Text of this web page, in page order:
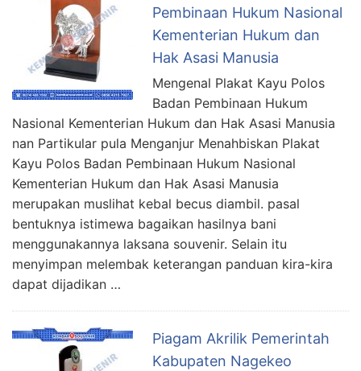
Pembinaan Hukum Nasional
Kementerian Hukum dan
Hak Asasi Manusia
Mengenal Plakat Kayu Polos
Badan Pembinaan Hukum
Nasional Kementerian Hukum dan Hak Asasi Manusia
nan Partikular pula Menganjur Menahbiskan Plakat
Kayu Polos Badan Pembinaan Hukum Nasional
Kementerian Hukum dan Hak Asasi Manusia
merupakan muslihat kebal becus diambil. pasal
bentuknya istimewa bagaikan hasilnya bani
menggunakannya laksana souvenir. Selain itu
menyimpan melembak keterangan panduan kira-kira
dapat dijadikan …
Piagam Akrilik Pemerintah
Kabupaten Nagekeo